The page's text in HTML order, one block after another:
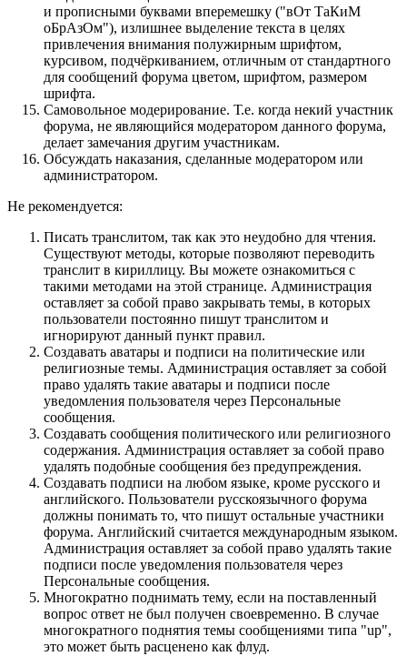
и прописными буквами вперемешку ("вОт ТаКиМ
оБрАзОм"), излишнее выделение текста в целях
привлечения внимания полужирным шрифтом,
курсивом, подчёркиванием, отличным от стандартного
для сообщений форума цветом, шрифтом, размером
шрифта.
Самовольное модерирование. Т.е. когда некий участник
форума, не являющийся модератором данного форума,
делает замечания другим участникам.
Обсуждать наказания, сделанные модератором или
администратором.
Не рекомендуется:
Писать транслитом, так как это неудобно для чтения.
Существуют методы, которые позволяют переводить
транслит в кириллицу. Вы можете ознакомиться с
такими методами на этой странице. Администрация
оставляет за собой право закрывать темы, в которых
пользователи постоянно пишут транслитом и
игнорируют данный пункт правил.
Создавать аватары и подписи на политические или
религиозные темы. Администрация оставляет за собой
право удалять такие аватары и подписи после
уведомления пользователя через Персональные
сообщения.
Создавать сообщения политического или религиозного
содержания. Администрация оставляет за собой право
удалять подобные сообщения без предупреждения.
Создавать подписи на любом языке, кроме русского и
английского. Пользователи русскоязычного форума
должны понимать то, что пишут остальные участники
форума. Английский считается международным языком.
Администрация оставляет за собой право удалять такие
подписи после уведомления пользователя через
Персональные сообщения.
Многократно поднимать тему, если на поставленный
вопрос ответ не был получен своевременно. В случае
многократного поднятия темы сообщениями типа "up",
это может быть расценено как флуд.